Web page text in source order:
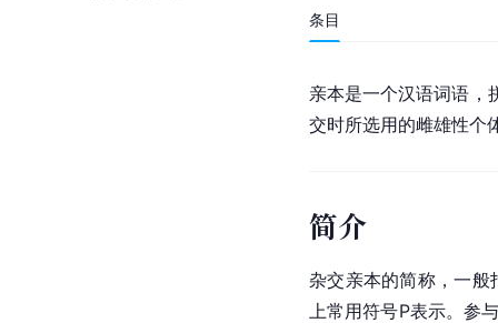
条目
亲本是一个汉语词语，
交时所选用的雌雄性个
简介
杂交亲本的简称，一
上常用符号P表示。参